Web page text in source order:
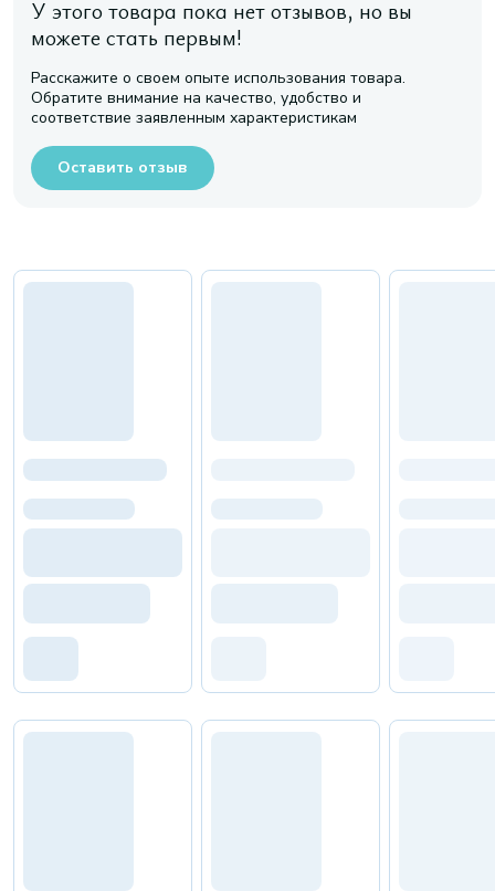
У этого товара пока нет отзывов, но вы
можете стать первым!
Расскажите о своем опыте использования товара.
Обратите внимание на качество, удобство и
соответствие заявленным характеристикам
Оставить отзыв